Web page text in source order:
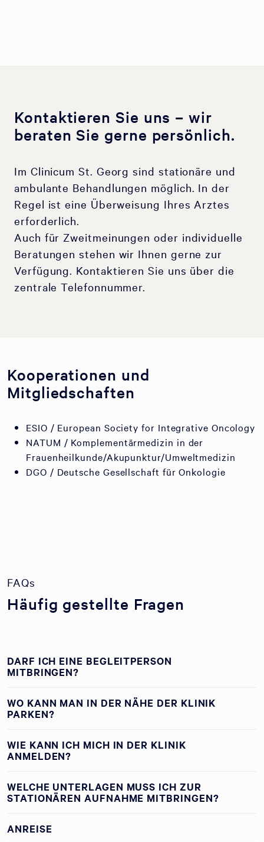
Kontaktieren Sie uns – wir
beraten Sie gerne persönlich.
Im Clinicum St. Georg sind stationäre und
ambulante Behandlungen möglich. In der
Regel ist eine Überweisung Ihres Arztes
erforderlich.
Auch für Zweitmeinungen oder individuelle
Beratungen stehen wir Ihnen gerne zur
Verfügung. Kontaktieren Sie uns über die
zentrale Telefonnummer.
Kooperationen und
Mitgliedschaften
ESIO / European Society for Integrative Oncology
NATUM / Komplementärmedizin in der
Frauenheilkunde/Akupunktur/Umweltmedizin
DGO / Deutsche Gesellschaft für Onkologie
FAQs
Häufig gestellte Fragen
DARF ICH EINE BEGLEITPERSON
MITBRINGEN?
WO KANN MAN IN DER NÄHE DER KLINIK
PARKEN?
WIE KANN ICH MICH IN DER KLINIK
ANMELDEN?
WELCHE UNTERLAGEN MUSS ICH ZUR
STATIONÄREN AUFNAHME MITBRINGEN?
ANREISE